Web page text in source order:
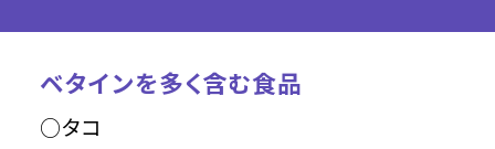
ベタインを多く含む食品
○タコ